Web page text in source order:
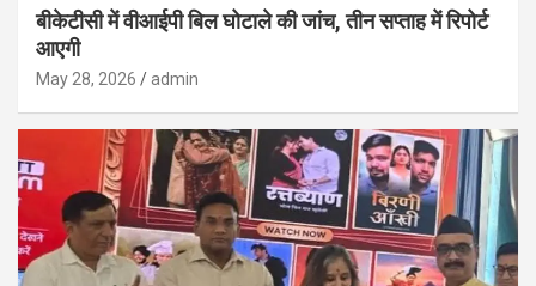
बीकेटीसी में वीआईपी बिल घोटाले की जांच, तीन सप्ताह में रिपोर्ट
आएगी
May 28, 2026 admin